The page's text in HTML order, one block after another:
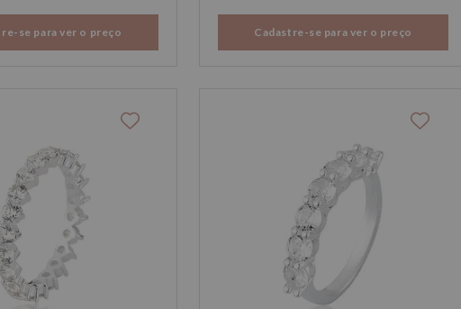
se para ver o preço Cadastre-se para ver o preço